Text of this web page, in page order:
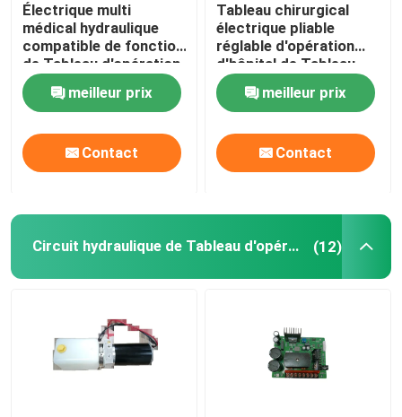
Électrique multi
médical hydraulique
compatible de fonction
de Tableau d'opération
de bras de C électro
utilisé dans l'hôpital
meilleur prix
Contact
Tableau chirurgical
électrique pliable
réglable d'opération
d'hôpital de Tableau
d'opération de l'acier
inoxydable Sus304
meilleur prix
Contact
Circuit hydraulique de Tableau d'opération (12)